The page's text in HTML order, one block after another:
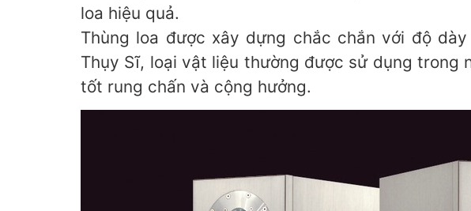
loa hiệu quả.
Thùng loa được xây dựng chắc chắn với độ
Thụy Sĩ, loại vật liệu thường được sử dụng trong
tốt rung chấn và cộng hưởng.